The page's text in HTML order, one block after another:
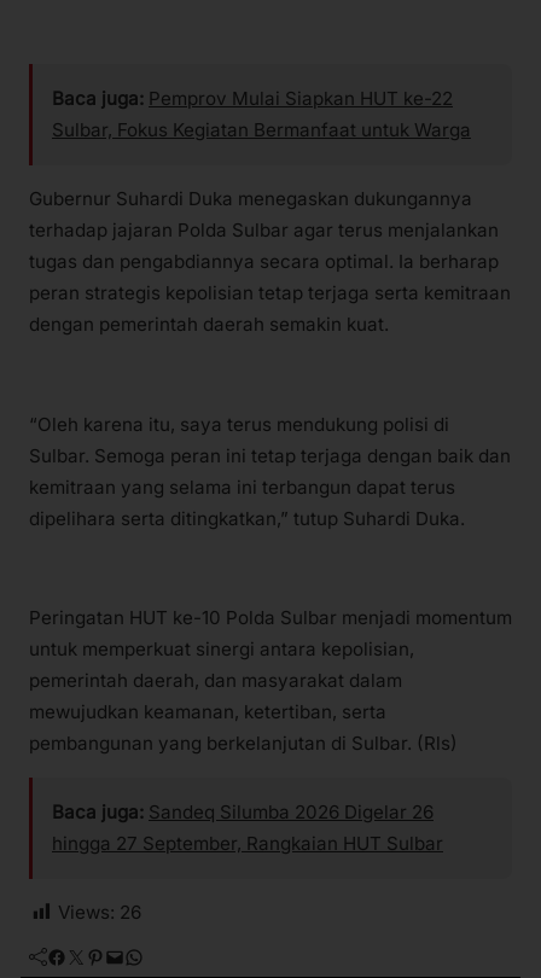
Baca juga: Pemprov Mulai Siapkan HUT ke-22
Sulbar, Fokus Kegiatan Bermanfaat untuk Warga
Gubernur Suhardi Duka menegaskan dukungannya
terhadap jajaran Polda Sulbar agar terus menjalankan
tugas dan pengabdiannya secara optimal. Ia berharap
peran strategis kepolisian tetap terjaga serta kemitraan
dengan pemerintah daerah semakin kuat.
“Oleh karena itu, saya terus mendukung polisi di
Sulbar. Semoga peran ini tetap terjaga dengan baik dan
kemitraan yang selama ini terbangun dapat terus
dipelihara serta ditingkatkan,” tutup Suhardi Duka.
Peringatan HUT ke-10 Polda Sulbar menjadi momentum
untuk memperkuat sinergi antara kepolisian,
pemerintah daerah, dan masyarakat dalam
mewujudkan keamanan, ketertiban, serta
pembangunan yang berkelanjutan di Sulbar. (Rls)
Baca juga: Sandeq Silumba 2026 Digelar 26
hingga 27 September, Rangkaian HUT Sulbar
Views: 26
Facebook Twitter Pinterest Mail WhatsApp